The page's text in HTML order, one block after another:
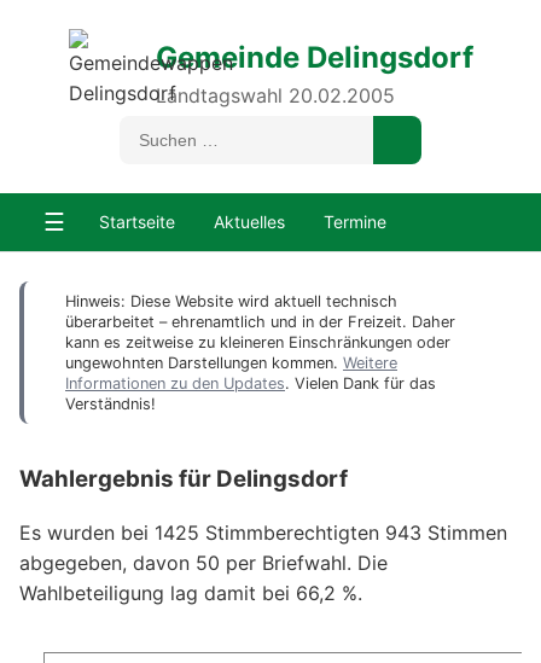
Gemeinde Delingsdorf
Landtagswahl 20.02.2005
☰ Startseite Aktuelles Termine
Hinweis: Diese Website wird aktuell technisch
überarbeitet – ehrenamtlich und in der Freizeit. Daher
kann es zeitweise zu kleineren Einschränkungen oder
ungewohnten Darstellungen kommen. Weitere
Informationen zu den Updates. Vielen Dank für das
Verständnis!
Wahlergebnis für Delingsdorf
Es wurden bei 1425 Stimmberechtigten 943 Stimmen
abgegeben, davon 50 per Briefwahl. Die
Wahlbeteiligung lag damit bei 66,2 %.